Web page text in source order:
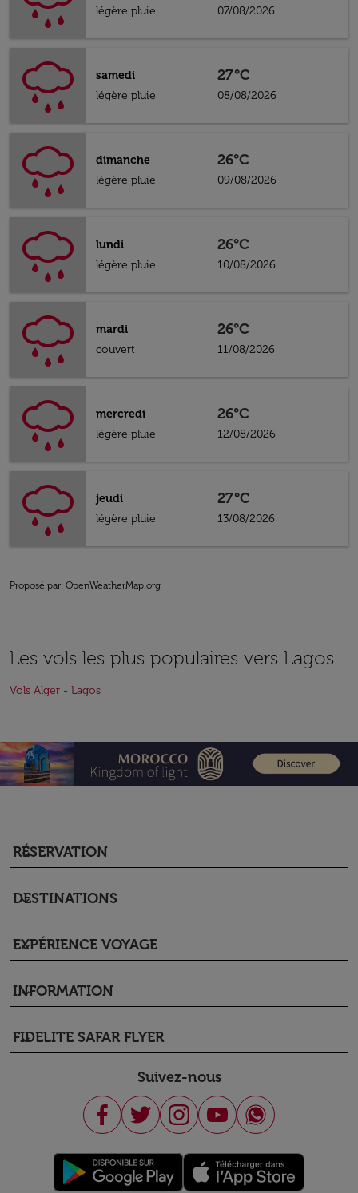
légère pluie
07/08/2026
samedi
légère pluie
27°C
08/08/2026
dimanche
légère pluie
26°C
09/08/2026
lundi
légère pluie
26°C
10/08/2026
mardi
couvert
26°C
11/08/2026
mercredi
légère pluie
26°C
12/08/2026
jeudi
légère pluie
27°C
13/08/2026
Proposé par: OpenWeatherMap.org
Les vols les plus populaires vers Lagos
Vols Alger - Lagos
RÉSERVATION
keyboard_arrow_down
DESTINATIONS
keyboard_arrow_down
EXPÉRIENCE VOYAGE
keyboard_arrow_down
INFORMATION
keyboard_arrow_down
FIDELITE SAFAR FLYER
keyboard_arrow_down
Suivez-nous